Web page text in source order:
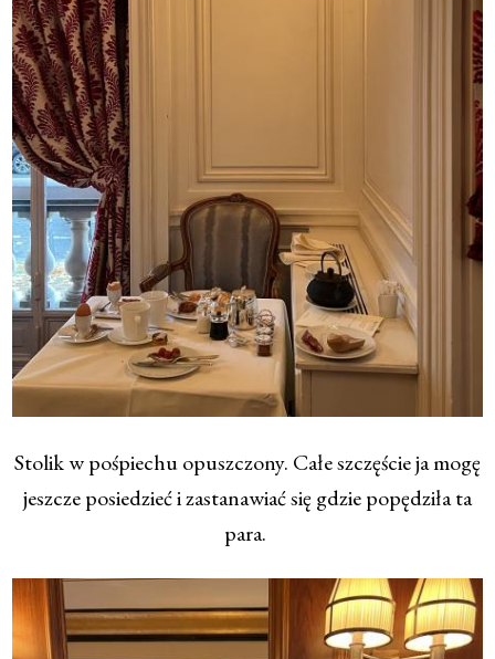
Stolik w pośpiechu opuszczony. Całe szczęście ja mogę
jeszcze posiedzieć i zastanawiać się gdzie popędziła ta
para.